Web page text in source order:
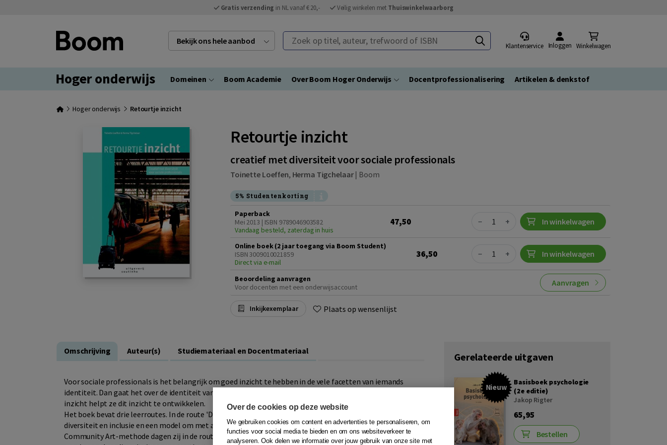
Gratis verzending in NL vanaf € 20,- Veilig winkelen met Thuiswinkelwaarborg
Bekijk ons hele aanbod Zoek op titel, auteur, trefwoord of ISBN
Klantenservice Inloggen Winkelwagen
Hoger onderwijs Domeinen Boom Academie Over Boom Hoger Onderwijs Docentprofessionalisering Artikelen & denkstof
Hoger onderwijs Retourtje inzicht
Retourtje inzicht
creatief met diversiteit voor sociale professionals
Toinette Loeffen, Herma Tigchelaar| Boom
5% Studentenkorting
Paperback
Mei 2013 | ISBN 9789046903582
Vandaag besteld, zaterdag in huis
47,50 Quantity
− + In winkelwagen
Online boek (2 jaar toegang via Boom Student)
ISBN 3009010021859
Direct via e-mail
36,50 Quantity
− + In winkelwagen
Beoordeling aanvragen
Voor docenten met een onderwijsaccount
Aanvragen
Inkijkexemplaar Plaats op wensenlijst
Omschrijving Auteur(s) Studiemateriaal en Docentmateriaal
Voor sociale professionals is het belangrijk om goed inzicht te hebben in de vele facetten van iemands
identiteit. Dan gaat het over de identiteit van de mensen met wie ze werken én die van henzelf. Retourtje
inzicht helpt ze dit inzicht te ontwikkelen.
Het boek bevat drie leerroutes. In de route 'Denken' presenteren de auteurs verschillende theorieën rond
diversiteit en inclusie en een model om met aspecten van diversiteit te werken. Geïnspireerd door de
Community Art-methode dagen zij in de route 'Doen' studenten uit om op een creatieve en praktische
Gerelateerde uitgaven
Nieuw
Basisboek psychologie
(2e editie)
Jakop Rigter
65,95
Bestellen
Over de cookies op deze website
We gebruiken cookies om content en advertenties te personaliseren, om
functies voor social media te bieden en om ons websiteverkeer te
analyseren. Ook delen we informatie over jouw gebruik van onze site met